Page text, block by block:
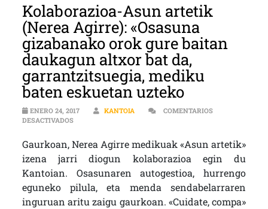
Kolaborazioa-Asun artetik
(Nerea Agirre): «Osasuna
gizabanako orok gure baitan
daukagun altxor bat da,
garrantzitsuegia, mediku
baten eskuetan uzteko
ENERO 24, 2017 KANTOIA
COMENTARIOS
DESACTIVADOSEN KOLABORAZIOA-ASUN ARTETIK (NEREA AGIRRE):
Gaurkoan, Nerea Agirre medikuak «Asun artetik»
izena jarri diogun kolaborazioa egin du
Kantoian. Osasunaren autogestioa, hurrengo
eguneko pilula, eta menda sendabelarraren
inguruan aritu zaigu gaurkoan. «Cuidate, compa»